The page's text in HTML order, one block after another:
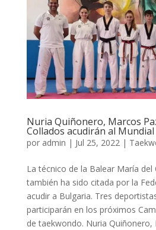
Nuria Quiñonero, Marcos
Collados acudirán al
por admin | Jul 25, 2022|
La técnico de la Balear María del
también ha sido citada por la
acudir a Bulgaria. Tres
participarán en los próximos
de taekwondo. Nuria Quiñonero,